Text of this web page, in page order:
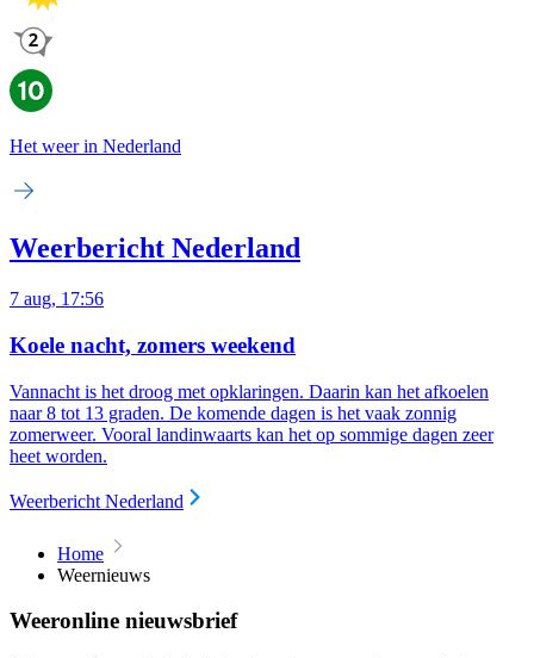
Het weer in Nederland
Weerbericht Nederland
7 aug, 17:56
Koele nacht, zomers weekend
Vannacht is het droog met opklaringen. Daarin kan het afkoelen
naar 8 tot 13 graden. De komende dagen is het vaak zonnig
zomerweer. Vooral landinwaarts kan het op sommige dagen zeer
heet worden.
Weerbericht Nederland
Home
Weernieuws
Weeronline nieuwsbrief